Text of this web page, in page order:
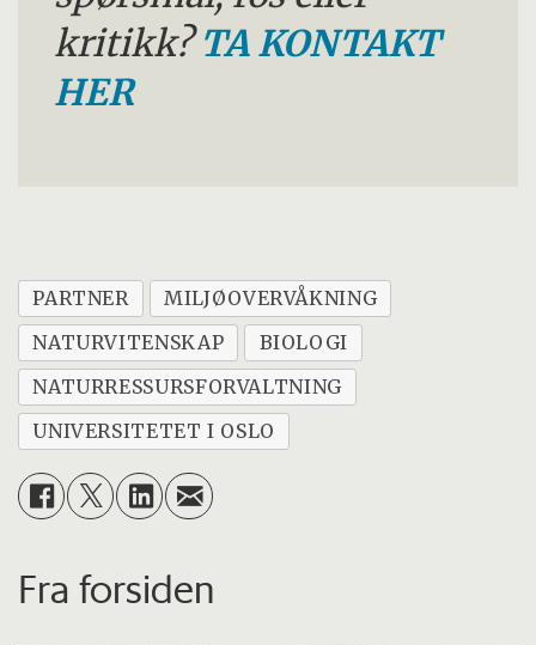
kritikk?TA KONTAKT
HER
PARTNER
MILJØOVERVÅKNING
NATURVITENSKAP
BIOLOGI
NATURRESSURSFORVALTNING
UNIVERSITETET I OSLO
Fra forsiden